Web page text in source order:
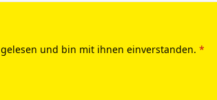
gelesen und bin mit ihnen einverstanden. *